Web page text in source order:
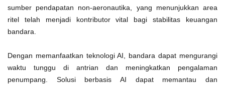
sumber pendapatan non-aeronautika, yang menunjukkan area
ritel telah menjadi kontributor vital bagi stabilitas keuangan
bandara.
Dengan memanfaatkan teknologi AI, bandara dapat mengurangi
waktu tunggu di antrian dan meningkatkan pengalaman
penumpang. Solusi berbasis AI dapat memantau dan